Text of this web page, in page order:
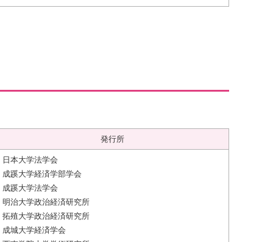
発行所
日本大学法学会
成蹊大学経済学部学会
成蹊大学法学会
明治大学政治経済研究所
拓殖大学政治経済研究所
成城大学経済学会